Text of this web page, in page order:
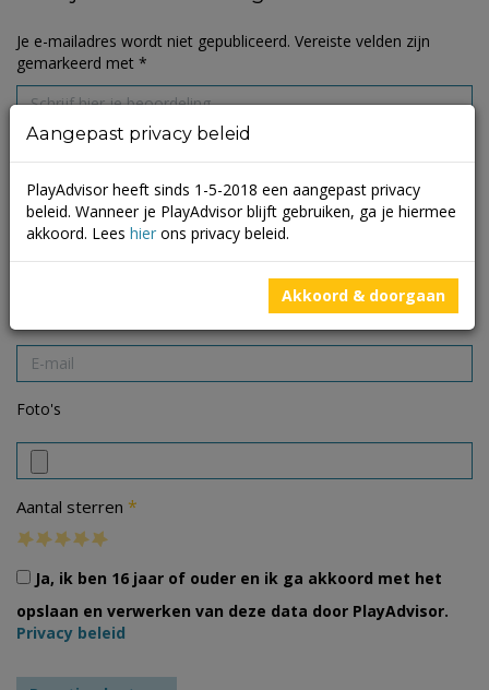
Je e-mailadres wordt niet gepubliceerd. Vereiste velden zijn
gemarkeerd met *
Foto's
Aantal sterren *
Ja, ik ben 16 jaar of ouder en ik ga akkoord met het
opslaan en verwerken van deze data door PlayAdvisor.
Privacy beleid
Aangepast privacy beleid
PlayAdvisor heeft sinds 1-5-2018 een aangepast privacy
beleid. Wanneer je PlayAdvisor blijft gebruiken, ga je hiermee
akkoord. Lees hier ons privacy beleid.
Akkoord & doorgaan